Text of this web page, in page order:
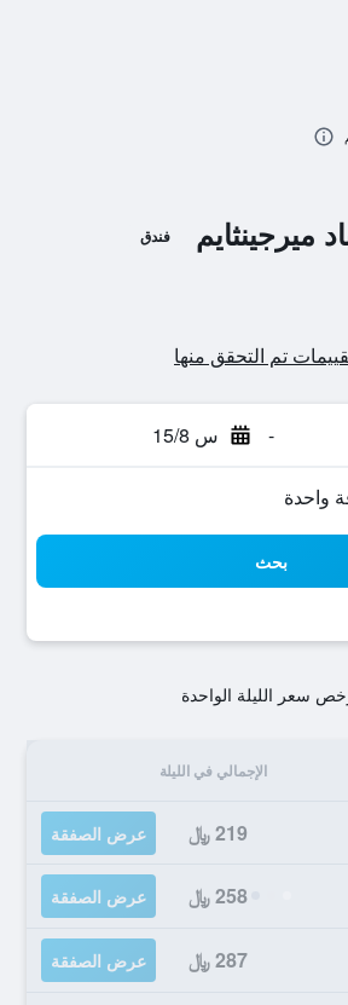
ميرجينثايم فندق
- س 15/8
بحث
سعر الليلة الواحدة
الإجمالي في الليلة
219 ﷼ عرض الصفقة
258 ﷼ عرض الصفقة
287 ﷼ عرض الصفقة